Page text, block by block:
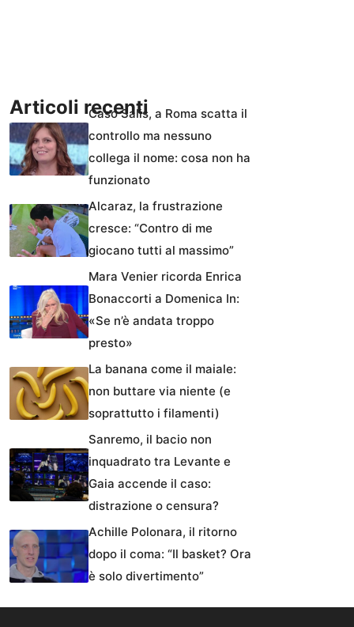
Articoli recentiCaso Salis, a Roma scatta il
controllo ma nessuno
collega il nome: cosa non ha
funzionato
Alcaraz, la frustrazione
cresce: “Contro di me
giocano tutti al massimo”
Mara Venier ricorda Enrica
Bonaccorti a Domenica In:
«Se n’è andata troppo
presto»
La banana come il maiale:
non buttare via niente (e
soprattutto i filamenti)
Sanremo, il bacio non
inquadrato tra Levante e
Gaia accende il caso:
distrazione o censura?
Achille Polonara, il ritorno
dopo il coma: “Il basket? Ora
è solo divertimento”